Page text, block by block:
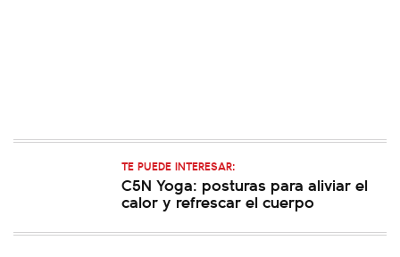
TE PUEDE INTERESAR:
C5N Yoga: posturas para aliviar el
calor y refrescar el cuerpo